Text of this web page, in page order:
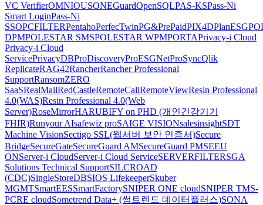
VC VerifierOMNIOUSONEGuardOpenSQLPAS-KSPass-Ni
Smart LoginPass-Ni
SSOPCFILTERPentahoPerfecTwinPG&PrePaidPIX4DPlanESG
DPMPOLESTAR SMSPOLESTAR WPMPORTAPrivacy-i Cloud
Privacy-i Cloud
ServicePrivacyDBProDiscoveryProESGNetProSyncQlik
ReplicateRAG42RancherRancher Professional
SupportRansomZERO
SaaSRealMailRedCastleRemoteCallRemoteViewResin Professional
4.0(WAS)Resin Professional 4.0(Web
Server)RoseMirrorHARUBIFY on PHD (개인건강기기
FHIR)Runyour AIsafewiz proSAIGE VISIONsalesinsightSDT
Machine VisionSectigo SSL(웹서버 보안 인증서)Secure
BridgeSecureGateSecureGuard AMSecureGuard PMSEEU
ONServer-i CloudServer-i Cloud ServiceSERVERFILTERSGA
Solutions Technical SupportSILCROAD
(CDC)SingleStoreDBSIOS LifekeeperSkuber
MGMTSmartEESSmartFactorySNIPER ONE cloudSNIPER TMS-
PCRE cloudSometrend Data+ (썸트렌드 데이터플러스)SONA